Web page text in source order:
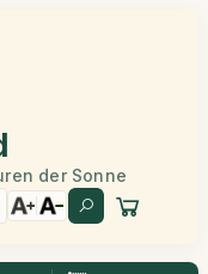
der Sonne